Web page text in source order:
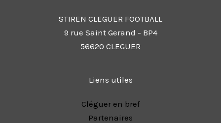
STIREN CLEGUER FOOTBALL
9 rue Saint Gerand - BP4
56620 CLEGUER
Liens utiles
Cléguer en bref
Partenaires